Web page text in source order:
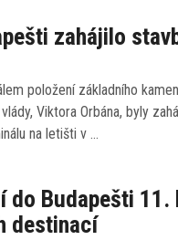
zahájilo
položení základního
Viktora Orbána, byly
na letišti v …
do Budapešti 11.
destinací